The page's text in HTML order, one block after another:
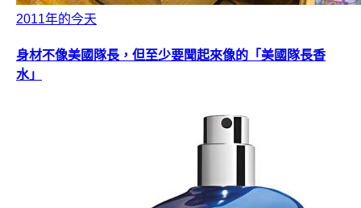
2011年的今天
身材不像美國隊長，但至少要聞起來像的「美國隊長香
水」